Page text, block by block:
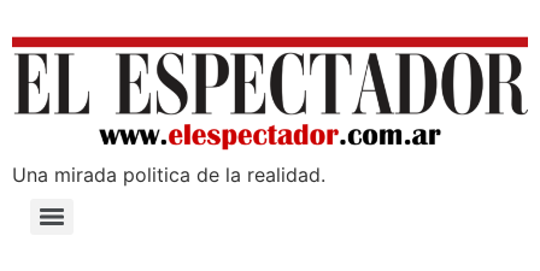
Una mirada poli­tica de la realidad.